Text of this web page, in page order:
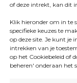
of deze intrekt, kan dit
Klik hieronder om in te
specifieke keuzes te
op deze site. Je kunt je
intrekken van je
op het Cookiebeleid of
beheren' onderaan het